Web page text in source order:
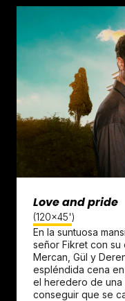
Love and pride
(120x45')
En la suntuosa
señor Fikret con su
Mercan, Gül y
espléndida cena
el heredero de una
conseguir que se